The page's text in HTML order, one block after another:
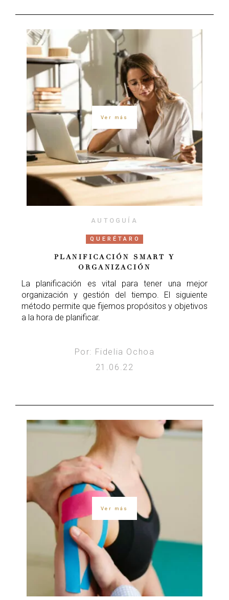
Ver más
AUTOGUÍA
QUERÉTARO
PLANIFICACIÓN SMART Y
ORGANIZACIÓN
La planificación es vital para tener una mejor
organización y gestión del tiempo. El siguiente
método permite que fijemos propósitos y objetivos
a la hora de planificar.
Por: Fidelia Ochoa
21.06.22
Ver más